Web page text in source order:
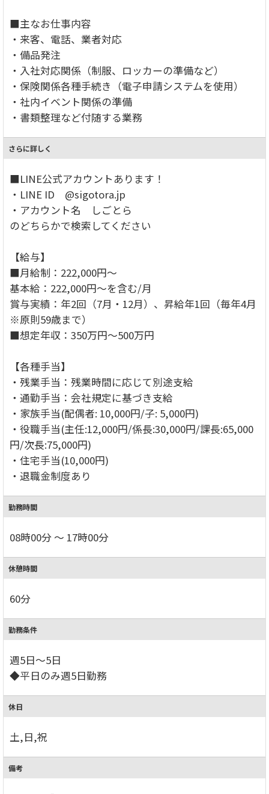
■主なお仕事内容
・来客、電話、業者対応
・備品発注
・入社対応関係（制服、ロッカーの準備など）
・保険関係各種手続き（電子申請システムを使用）
・社内イベント関係の準備
・書類整理など付随する業務
さらに詳しく
■LINE公式アカウントあります！
・LINE ID @sigotora.jp
・アカウント名 しごとら
のどちらかで検索してください
【給与】
■月給制：222,000円～
基本給：222,000円～を含む/月
賞与実績：年2回（7月・12月）、昇給年1回（毎年4月
※原則59歳まで）
■想定年収：350万円～500万円
【各種手当】
・残業手当：残業時間に応じて別途支給
・通勤手当：会社規定に基づき支給
・家族手当(配偶者: 10,000円/子: 5,000円)
・役職手当(主任:12,000円/係長:30,000円/課長:65,000
円/次長:75,000円)
・住宅手当(10,000円)
・退職金制度あり
勤務時間
08時00分 ～ 17時00分
休憩時間
60分
勤務条件
週5日～5日
◆平日のみ週5日勤務
休日
土,日,祝
備考